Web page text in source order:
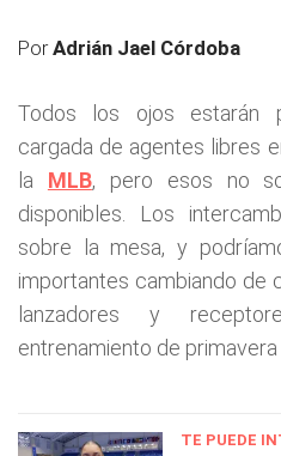
PorAdrián Jael Córdoba
Todos los ojos estarán
cargada de agentes libres
la MLB, pero esos no
disponibles. Los
sobre la mesa, y
importantes cambiando de
lanzadores y
entrenamiento de
TE PUEDE